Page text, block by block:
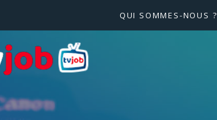
QUI SOMMES-NOUS ?